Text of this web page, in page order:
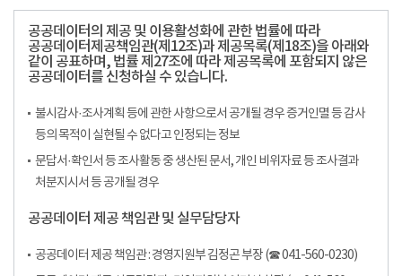
공공데이터의 제공 및 이용활성화에 관한 법률에 따라
공공데이터제공책임관(제12조)과 제공목록(제18조)을 아래와
같이 공표하며, 법률 제27조에 따라 제공목록에 포함되지 않은
공공데이터를 신청하실 수 있습니다.
불시감사·조사계획 등에 관한 사항으로서 공개될 경우 증거인멸 등 감사
등의 목적이 실현될 수 없다고 인정되는 정보
문답서·확인서 등 조사활동 중 생산된 문서, 개인 비위자료 등 조사결과
처분지시서 등 공개될 경우
공공데이터 제공 책임관 및 실무담당자
공공데이터 제공 책임관 : 경영지원부 김정곤 부장 (☎ 041-560-0230)